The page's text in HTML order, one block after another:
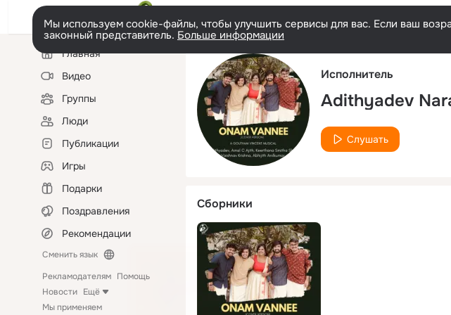
Мы используем cookie-файлы, чтобы улучшить сервисы для вас. Если ваш
законный представитель. Больше информации
Левая
колонкаГлавная
Видео
Группы
Люди
Публикации
Игры
Подарки
Поздравления
Рекомендации
Сменить язык
Рекламодателям Помощь
Новости Ещё
Мы применяем
Исполнитель
Adithyadev
Слушать
Сборники